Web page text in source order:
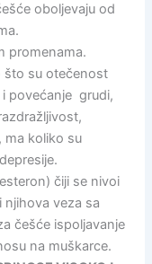
oboljevaju od
promenama.
što su otečenost
povećanje grudi,
koliko su
čiji se nivoi
njihova veza sa
češće ispoljavanje
na muškarce.